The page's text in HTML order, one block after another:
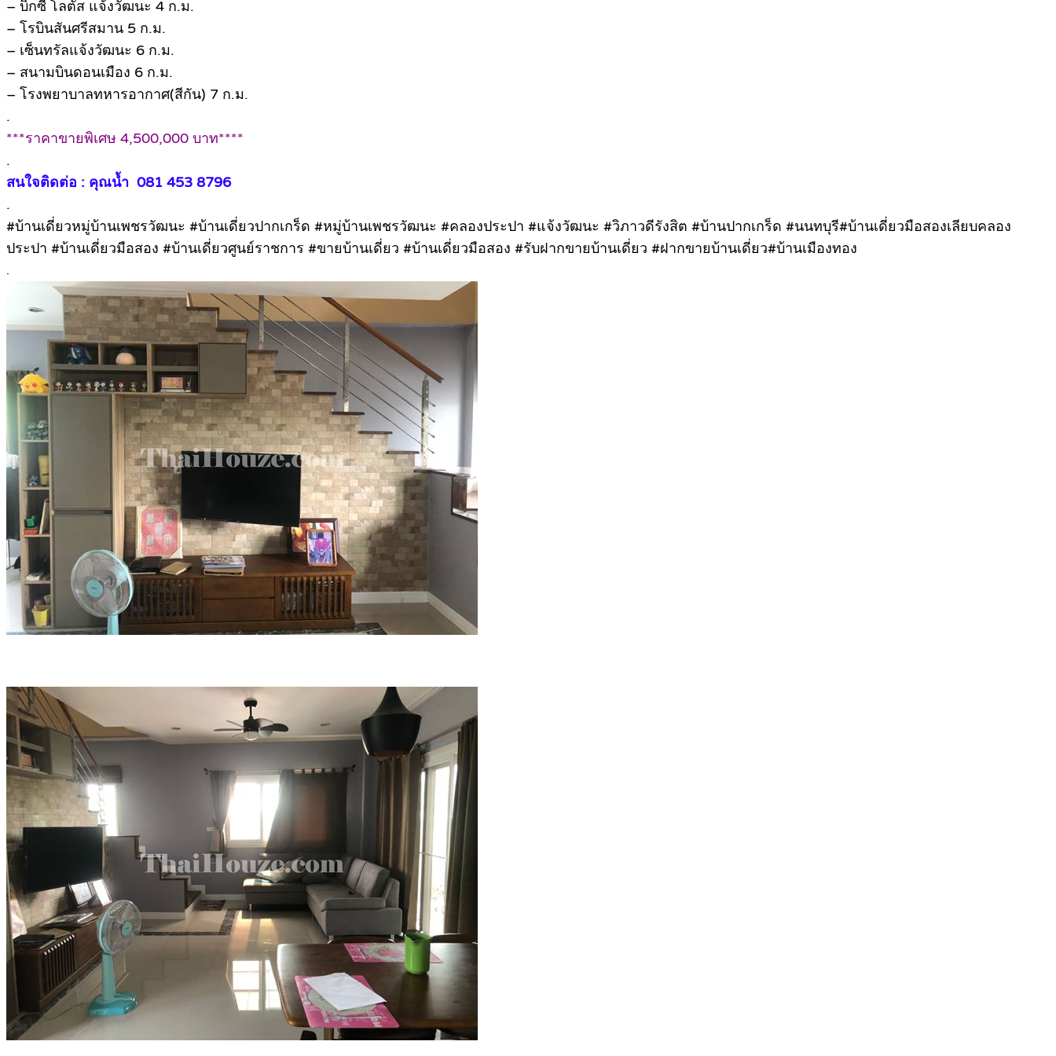
– บิ๊กซี โลตัส แจ้งวัฒนะ 4 ก.ม.
– โรบินสันศรีสมาน 5 ก.ม.
– เซ็นทรัลแจ้งวัฒนะ 6 ก.ม.
– สนามบินดอนเมือง 6 ก.ม.
– โรงพยาบาลทหารอากาศ(สีกัน) 7 ก.ม.
.
***ราคาขายพิเศษ 4,500,000 บาท****
.
สนใจติดต่อ : คุณน้ำ 081 453 8796
.
#บ้านเดี่ยวหมู่บ้านเพชรวัฒนะ #บ้านเดี่ยวปากเกร็ด #หมู่บ้านเพชรวัฒนะ #คลองประปา #แจ้งวัฒนะ #วิภาวดีรังสิต #บ้านปากเกร็ด #นนทบุรี#บ้านเดี่ยวมือสองเลียบคลอง
ประปา #บ้านเดี่ยวมือสอง #บ้านเดี่ยวศูนย์ราชการ #ขายบ้านเดี่ยว #บ้านเดี่ยวมือสอง #รับฝากขายบ้านเดี่ยว #ฝากขายบ้านเดี่ยว#บ้านเมืองทอง
.